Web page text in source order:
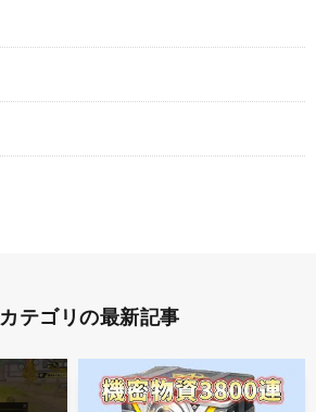
カテゴリの最新記事